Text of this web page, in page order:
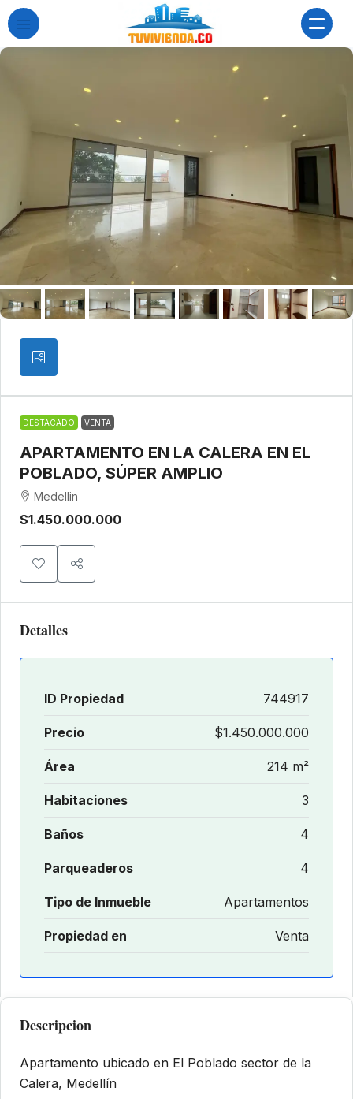
DESTACADO VENTA
APARTAMENTO EN LA CALERA EN EL
POBLADO, SÚPER AMPLIO
Medellin
$1.450.000.000
Detalles
ID Propiedad 744917
Precio $1.450.000.000
Área 214 m²
Habitaciones 3
Baños 4
Parqueaderos 4
Tipo de Inmueble Apartamentos
Propiedad en Venta
Descripcion
Apartamento ubicado en El Poblado sector de la
Calera, Medellín